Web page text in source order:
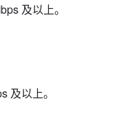
及以上。
及以上。